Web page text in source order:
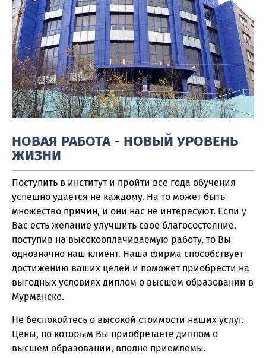
НОВАЯ РАБОТА - НОВЫЙ УРОВЕНЬ
ЖИЗНИ
Поступить в институт и пройти все года обучения
успешно удается не каждому. На то может быть
множество причин, и они нас не интересуют. Если у
Вас есть желание улучшить свое благосостояние,
поступив на высокооплачиваемую работу, то Вы
однозначно наш клиент. Наша фирма способствует
достижению ваших целей и поможет приобрести на
выгодных условиях диплом о высшем образовании в
Мурманске.
Не беспокойтесь о высокой стоимости наших услуг.
Цены, по которым Вы приобретаете диплом о
высшем образовании, вполне приемлемы.